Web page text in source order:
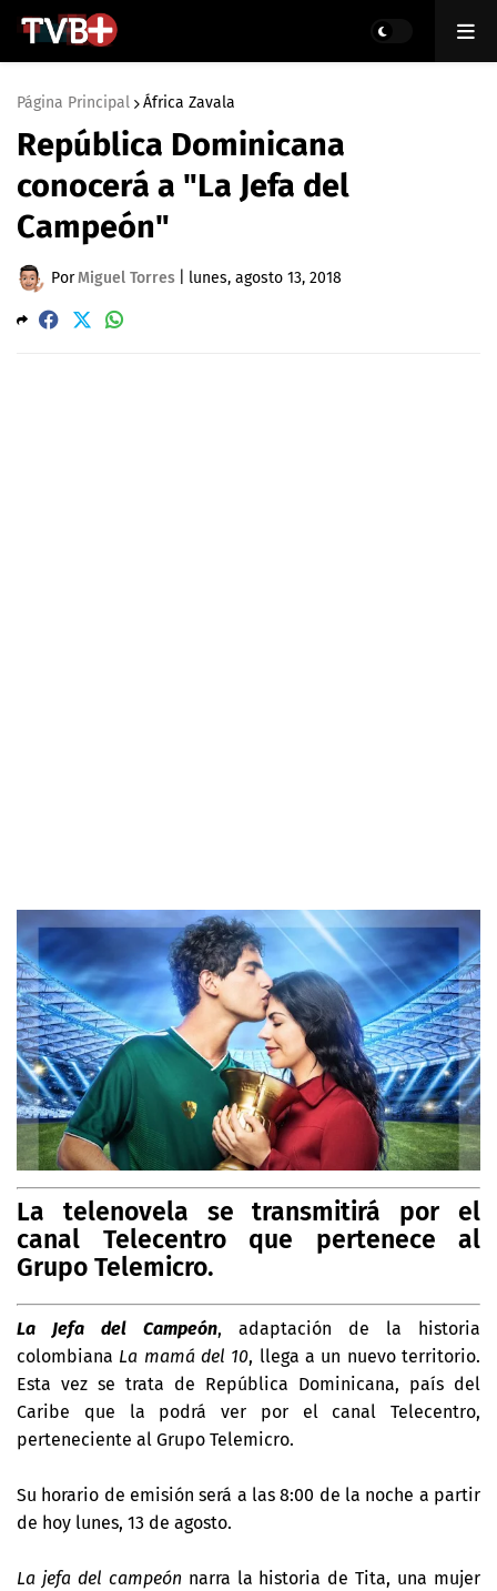
Página Principal África Zavala
República Dominicana
conocerá a "La Jefa del
Campeón"
PorMiguel Torres lunes, agosto 13, 2018
La telenovela se transmitirá por el
canal Telecentro que pertenece al
Grupo Telemicro.
La Jefa del Campeón, adaptación de la historia
colombiana La mamá del 10, llega a un nuevo territorio.
Esta vez se trata de República Dominicana, país del
Caribe que la podrá ver por el canal Telecentro,
perteneciente al Grupo Telemicro.
Su horario de emisión será a las 8:00 de la noche a partir
de hoy lunes, 13 de agosto.
La jefa del campeónnarra la historia de Tita, una mujer